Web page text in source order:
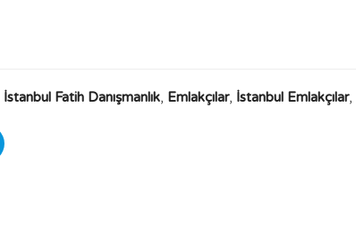
İstanbul Fatih Danışmanlık, Emlakçılar, İstanbul Emlakçılar,